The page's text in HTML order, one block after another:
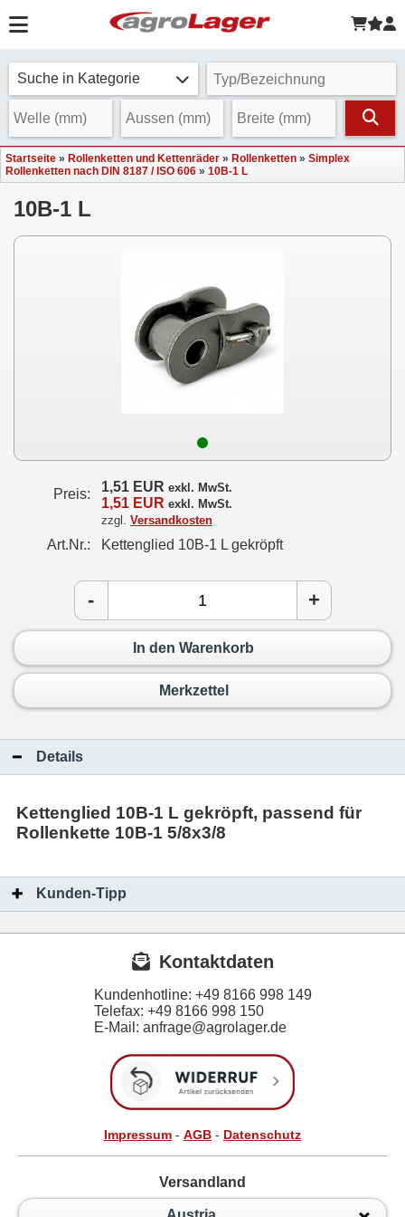
Suche in Kategorie
Startseite » Rollenketten und Kettenräder » Rollenketten » Simplex
Rollenketten nach DIN 8187 / ISO 606 » 10B-1 L
10B-1 L
Preis: 1,51 EUR exkl. MwSt.
1,51 EUR exkl. MwSt.
zzgl. Versandkosten
Art.Nr.: Kettenglied 10B-1 L gekröpft
- +
In den Warenkorb
Merkzettel
Details
Kettenglied 10B-1 L gekröpft, passend für
Rollenkette 10B-1 5/8x3/8
Kunden-Tipp
Kontaktdaten
Kundenhotline: +49 8166 998 149
Telefax: +49 8166 998 150
E-Mail: anfrage@agrolager.de
Impressum - AGB - Datenschutz
Versandland